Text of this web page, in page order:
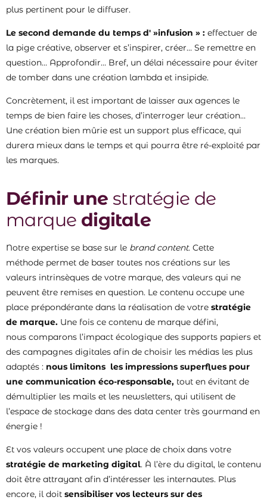
plus pertinent pour le diffuser.
Le second demande du temps d' »infusion » : effectuer de
la pige créative, observer et s’inspirer, créer… Se remettre en
question… Approfondir… Bref, un délai nécessaire pour éviter
de tomber dans une création lambda et insipide.
Concrètement, il est important de laisser aux agences le
temps de bien faire les choses, d’interroger leur création…
Une création bien mûrie est un support plus efficace, qui
durera mieux dans le temps et qui pourra être ré-exploité par
les marques.
Définir une stratégie de
marque digitale
Notre expertise se base sur le brand content. Cette
méthode permet de baser toutes nos créations sur les
valeurs intrinsèques de votre marque, des valeurs qui ne
peuvent être remises en question. Le contenu occupe une
place prépondérante dans la réalisation de votre stratégie
de marque. Une fois ce contenu de marque défini,
nous comparons l’impact écologique des supports papiers et
des campagnes digitales afin de choisir les médias les plus
adaptés : nous limitons les impressions superflues pour
une communication éco-responsable, tout en évitant de
démultiplier les mails et les newsletters, qui utilisent de
l’espace de stockage dans des data center très gourmand en
énergie !
Et vos valeurs occupent une place de choix dans votre
stratégie de marketing digital. À l’ère du digital, le contenu
doit être attrayant afin d’intéresser les internautes. Plus
encore, il doit sensibiliser vos lecteurs sur des